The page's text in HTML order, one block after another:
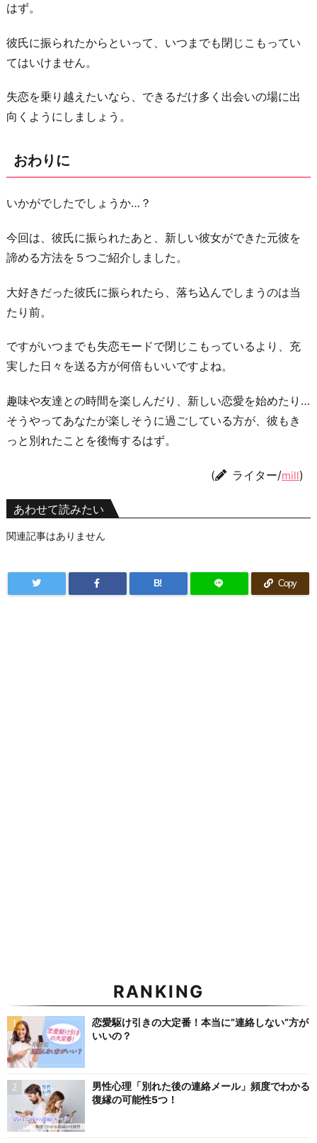
はず。
彼氏に振られたからといって、いつまでも閉じこもってい
てはいけません。
失恋を乗り越えたいなら、できるだけ多く出会いの場に出
向くようにしましょう。
おわりに
いかがでしたでしょうか…？
今回は、彼氏に振られたあと、新しい彼女ができた元彼を
諦める方法を５つご紹介しました。
大好きだった彼氏に振られたら、落ち込んでしまうのは当
たり前。
ですがいつまでも失恋モードで閉じこもっているより、充
実した日々を送る方が何倍もいいですよね。
趣味や友達との時間を楽しんだり、新しい恋愛を始めたり…
そうやってあなたが楽しそうに過ごしている方が、彼もき
っと別れたことを後悔するはず。
( ライター/mill)
あわせて読みたい
関連記事はありません
B! Copy
RANKING
恋愛駆け引きの大定番！本当に”連絡しない”方が
いいの？
男性心理「別れた後の連絡メール」頻度でわかる
復縁の可能性5つ！